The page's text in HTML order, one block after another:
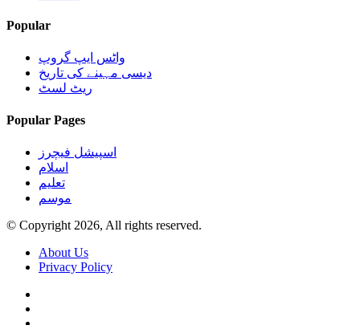
Popular
واٹس ایپ گروپ
دیسی مہینے کی تاریخ
ریٹ لسٹ
Popular Pages
اسپیشل فیچرز
اسلام
تعلیم
موسم
© Copyright 2026, All rights reserved.
About Us
Privacy Policy